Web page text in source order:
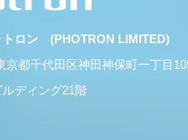
トロン (PHOTRON LIMITED)
京都千代田区神田神保町一丁目
ディング21階